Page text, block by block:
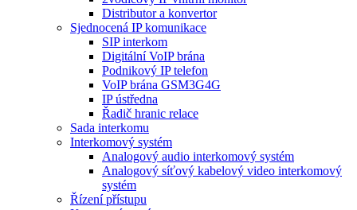
Distributor a konvertor
Sjednocená IP komunikace
SIP interkom
Digitální VoIP brána
Podnikový IP telefon
VoIP brána GSM3G4G
IP ústředna
Řadič hranic relace
Sada interkomu
Interkomový systém
Analogový audio interkomový systém
Analogový síťový kabelový video interkomový
systém
Řízení přístupu